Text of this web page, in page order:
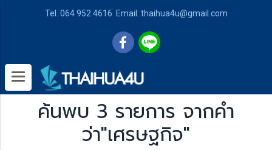
Tel. 064 952 4616 Email: thaihua4u@gmail.com
ค้นพบ 3 รายการ จากคำ
ว่า"เศรษฐกิจ"